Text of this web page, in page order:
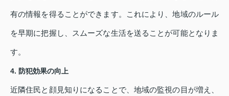
有の情報を得ることができます。これにより、地域のルール
を早期に把握し、スムーズな生活を送ることが可能となりま
す。
4. 防犯効果の向上
近隣住民と顔見知りになることで、地域の監視の目が増え、